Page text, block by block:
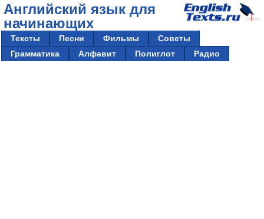
Английский язык для
начинающих
Тексты Песни Фильмы
Советы
Грамматика
Алфавит Полиглот Радио